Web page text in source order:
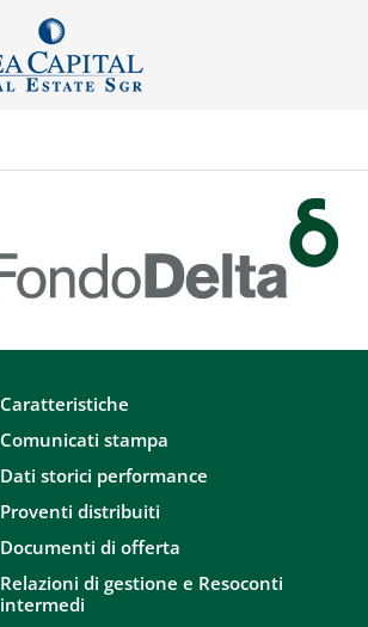
Caratteristiche
Comunicati stampa
Dati storici performance
Proventi distribuiti
Documenti di offerta
Relazioni di gestione e Resoconti
intermedi